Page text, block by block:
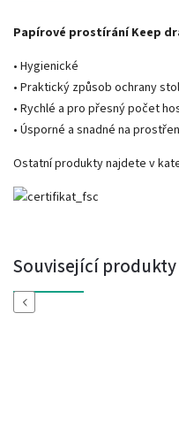
Papírové prostírání Keep
• Hygienické
• Praktický způsob ochrany
• Rychlé a pro přesný počet
• Úsporné a snadné na
Ostatní produkty najdete v
Související produkty
Previous